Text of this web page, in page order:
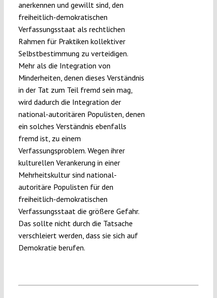
anerkennen und gewillt sind, den
freiheitlich-demokratischen
Verfassungsstaat als rechtlichen
Rahmen für Praktiken kollektiver
Selbstbestimmung zu verteidigen.
Mehr als die Integration von
Minderheiten, denen dieses Verständnis
in der Tat zum Teil fremd sein mag,
wird dadurch die Integration der
national-autoritären Populisten, denen
ein solches Verständnis ebenfalls
fremd ist, zu einem
Verfassungsproblem. Wegen ihrer
kulturellen Verankerung in einer
Mehrheitskultur sind national-
autoritäre Populisten für den
freiheitlich-demokratischen
Verfassungsstaat die größere Gefahr.
Das sollte nicht durch die Tatsache
verschleiert werden, dass sie sich auf
Demokratie berufen.